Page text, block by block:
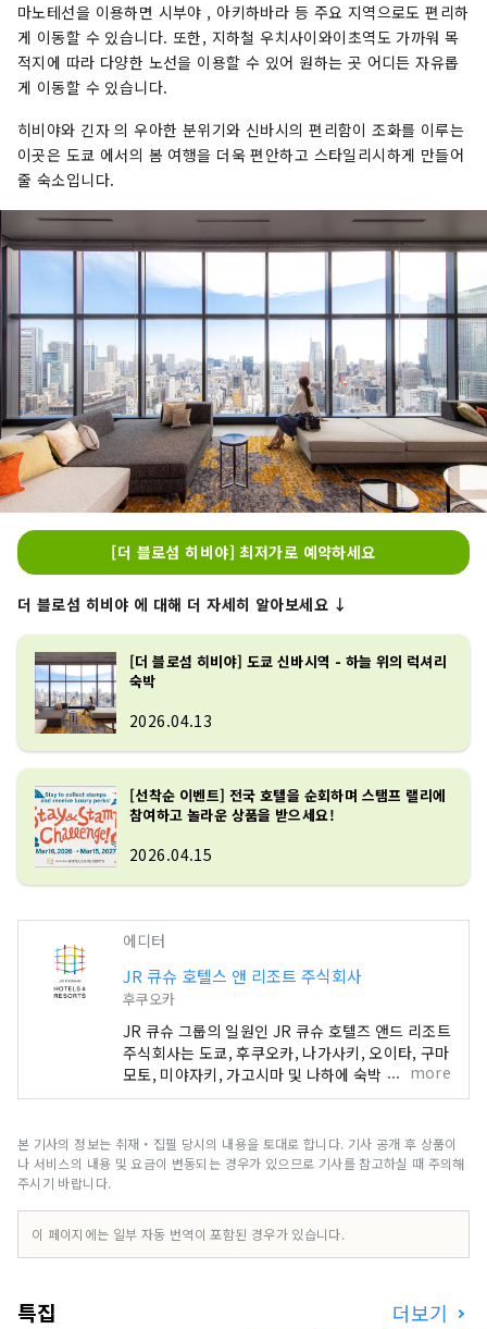
마노테선을 이용하면 시부야 , 아키하바라 등 주요 지역으로도 편리하
게 이동할 수 있습니다. 또한, 지하철 우치사이와이초역도 가까워 목
적지에 따라 다양한 노선을 이용할 수 있어 원하는 곳 어디든 자유롭
게 이동할 수 있습니다.
히비야와 긴자 의 우아한 분위기와 신바시의 편리함이 조화를 이루는
이곳은 도쿄 에서의 봄 여행을 더욱 편안하고 스타일리시하게 만들어
줄 숙소입니다.
[더 블로섬 히비야] 최저가로 예약하세요
더 블로섬 히비야 에 대해 더 자세히 알아보세요 ↓
[더 블로섬 히비야] 도쿄 신바시역 - 하늘 위의 럭셔리
숙박
2026.04.13
[선착순 이벤트] 전국 호텔을 순회하며 스탬프 랠리에
참여하고 놀라운 상품을 받으세요!
2026.04.15
에디터
JR 큐슈 호텔스 앤 리조트 주식회사
후쿠오카
JR 큐슈 그룹의 일원인 JR 큐슈 호텔즈 앤드 리조트
주식회사는 도쿄, 후쿠오카, 나가사키, 오이타, 구마
모토, 미야자키, 가고시마 및 나하에 숙박 주체형 호
텔을 전개하고 있습니다.
more
본 기사의 정보는 취재・집필 당시의 내용을 토대로 합니다. 기사 공개 후 상품이
나 서비스의 내용 및 요금이 변동되는 경우가 있으므로 기사를 참고하실 때 주의해
주시기 바랍니다.
이 페이지에는 일부 자동 번역이 포함된 경우가 있습니다.
특집 더보기